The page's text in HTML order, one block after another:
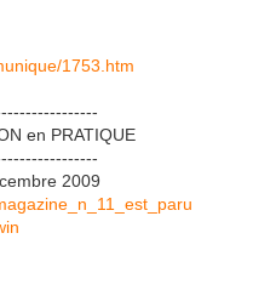
1753.htm
en PRATIQUE
2009